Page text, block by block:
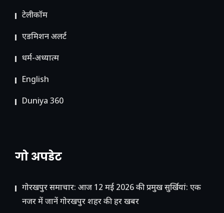
टेलीकॉम
ए​डमिशन अलर्ट
धर्म-अध्यात्म
English
Duniya 360
गो अपडेट
गोरखपुर समाचार: आज 12 मई 2026 की प्रमुख सुर्खियां: एक
नजर में जानें गोरखपुर शहर की हर खबर